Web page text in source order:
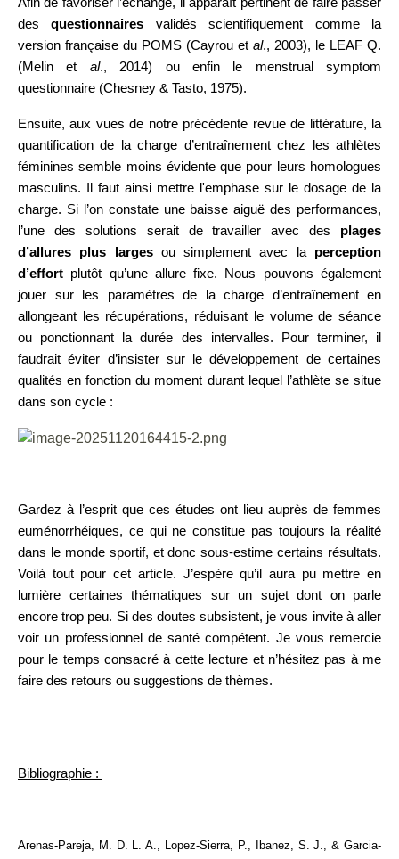
Afin de favoriser l’échange, il apparaît pertinent de faire passer
desquestionnaires validés scientifiquement comme la
version française du POMS (Cayrou et al., 2003), le LEAF Q.
(Melin et al., 2014) ou enfin le menstrual symptom
questionnaire (Chesney & Tasto, 1975).
Ensuite, aux vues de notre précédente revue de littérature, la
quantification de la charge d’entraînement chez les athlètes
féminines semble moins évidente que pour leurs homologues
masculins. Il faut ainsi mettre l'emphase sur le dosage de la
charge. Si l’on constate une baisse aiguë des performances,
l’une des solutions serait de travailler avec des plages
d’allures plus largesou simplement avec la perception
d’effort plutôt qu’une allure fixe. Nous pouvons également
jouer sur les paramètres de la charge d’entraînement en
allongeant les récupérations, réduisant le volume de séance
ou ponctionnant la durée des intervalles. Pour terminer, il
faudrait éviter d’insister sur le développement de certaines
qualités en fonction du moment durant lequel l’athlète se situe
dans son cycle :
Gardez à l’esprit que ces études ont lieu auprès de femmes
euménorrhéiques, ce qui ne constitue pas toujours la réalité
dans le monde sportif, et donc sous-estime certains résultats.
Voilà tout pour cet article. J’espère qu’il aura pu mettre en
lumière certaines thématiques sur un sujet dont on parle
encore trop peu. Si des doutes subsistent, je vous invite à aller
voir un professionnel de santé compétent. Je vous remercie
pour le temps consacré à cette lecture et n’hésitez pas à me
faire des retours ou suggestions de thèmes.
Bibliographie :
Arenas-Pareja, M. D. L. A., Lopez-Sierra, P., Ibanez, S. J., & Garcia-